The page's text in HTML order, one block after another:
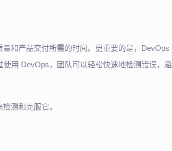
和产品交付所需的时间。更重要的是，DevOps
用 DevOps，团队可以轻松快速地检测错误，避
测和克服它。